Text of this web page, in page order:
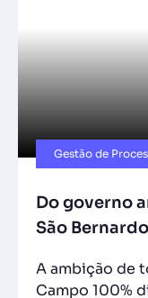
Gestão de
Do governo
São
A ambição de
Campo 100%